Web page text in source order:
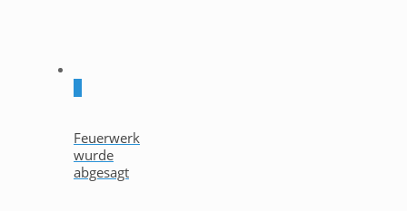
Feuerwerk
wurde
abgesagt